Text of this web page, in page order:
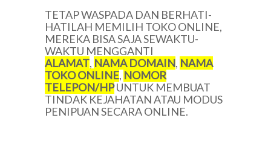
TETAP WASPADA DAN BERHATI-
HATILAH MEMILIH TOKO ONLINE,
MEREKA BISA SAJA SEWAKTU-
WAKTU MENGGANTI
ALAMAT, NAMA DOMAIN, NAMA
TOKO ONLINE, NOMOR
TELEPON/HPUNTUK MEMBUAT
TINDAK KEJAHATAN ATAU MODUS
PENIPUAN SECARA ONLINE.